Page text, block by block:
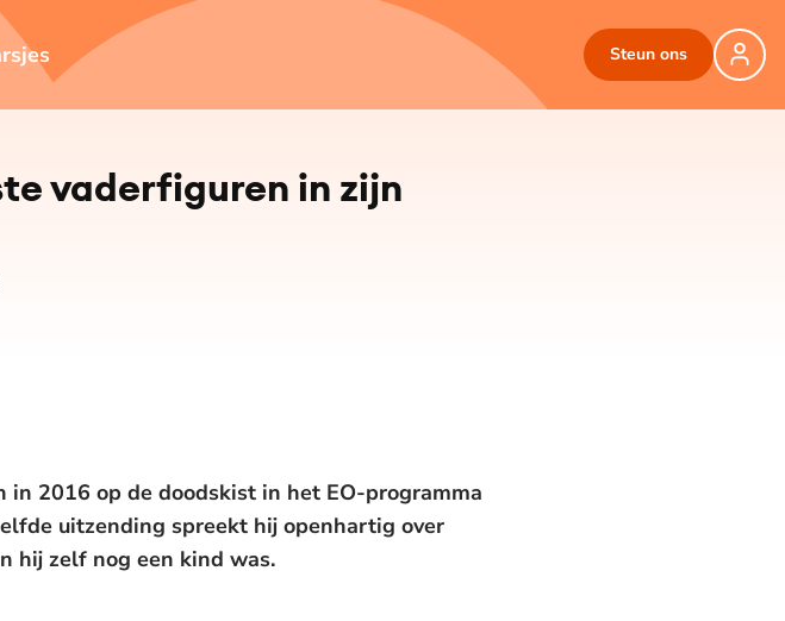
Steun ons
vaderfiguren in zijn
in 2016 op de doodskist in het EO-programma
uitzending spreekt hij openhartig over
hij zelf nog een kind was.